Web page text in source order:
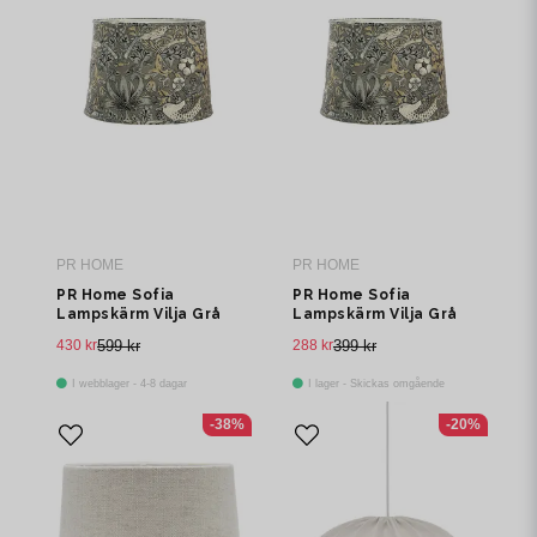
PR HOME
PR Home Sofia
Lampskärm Vilja Grå
599 kr
430 kr
I webblager - 4-8 dagar
PR HOME
PR Home Sofia
Lampskärm Vilja Grå
399 kr
288 kr
I lager - Skickas omgående
-38% -20%